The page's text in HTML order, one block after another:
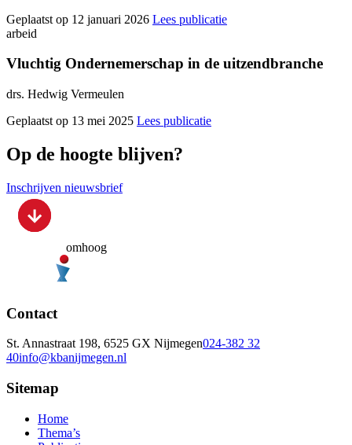
Geplaatst op 12 januari 2026 Lees publicatie
arbeid
Vluchtig Ondernemerschap in de uitzendbranche
drs. Hedwig Vermeulen
Geplaatst op 13 mei 2025 Lees publicatie
Op de hoogte blijven?
Inschrijven nieuwsbrief
omhoog
Contact
St. Annastraat 198, 6525 GX Nijmegen024-382 32
40info@kbanijmegen.nl
Sitemap
Home
Thema’s